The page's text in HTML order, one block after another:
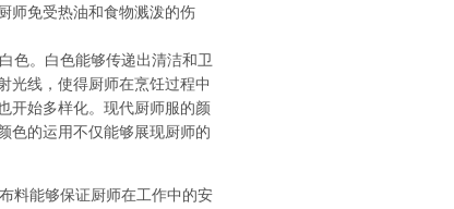
师免受热油和食物溅泼的伤
色。白色能够传递出清洁和卫
光线，使得厨师在烹饪过程中
开始多样化。现代厨师服的颜
色的运用不仅能够展现厨师的
料能够保证厨师在工作中的安